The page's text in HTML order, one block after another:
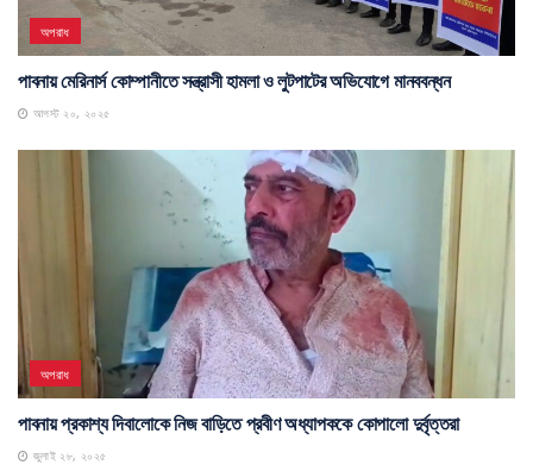
অপরাধ
পাবনায় মেরিনার্স কোম্পানীতে সন্ত্রাসী হামলা ও লুটপাটের অভিযোগে মানববন্ধন
আগস্ট ২০, ২০২৫
অপরাধ
পাবনায় প্রকাশ্য দিবালোকে নিজ বাড়িতে প্রবীণ অধ্যাপককে কোপালো দুর্বৃত্তরা
জুলাই ২৮, ২০২৫